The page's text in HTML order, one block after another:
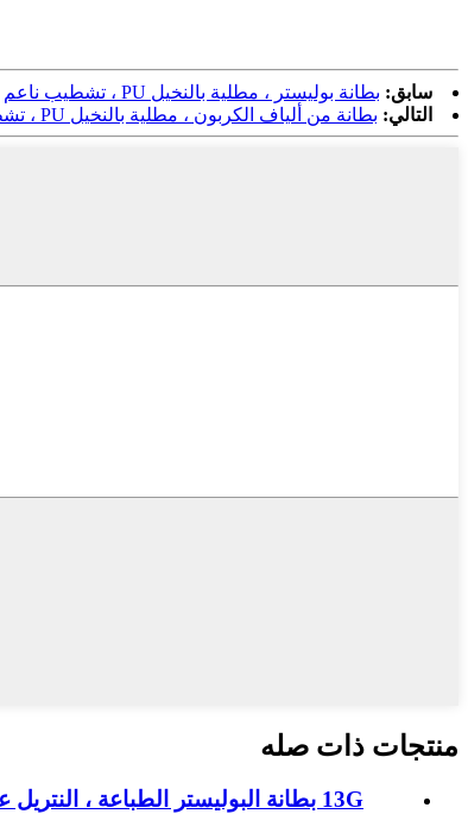
سابق: بطانة بوليستر ، مطلية بالنخيل PU ، تشطيب ناعم
التالي: بطانة من ألياف الكربون ، مطلية بالنخيل PU ، تشطيب ناعم
منتجات ذات صله
13G بطانة البوليستر الطباعة ، النتريل عديم اللون ...